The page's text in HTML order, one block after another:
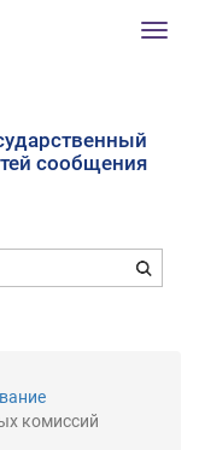
сообщения
комиссий